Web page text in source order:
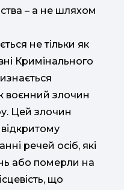
– а не шляхом
не тільки як
Кримінального
воєнний злочин
Цей злочин
речей осіб, які
або померли на
що